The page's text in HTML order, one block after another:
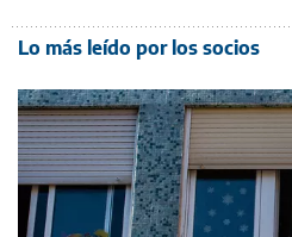
Lo más leído por los socios